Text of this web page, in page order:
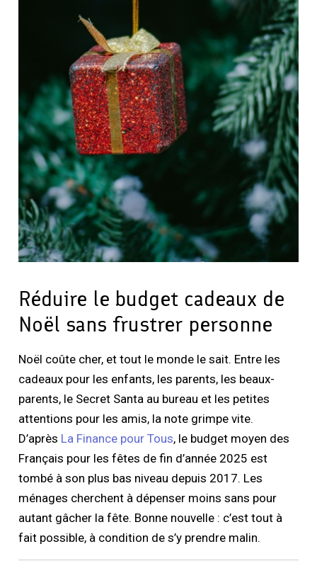
Réduire le budget cadeaux de
Noël sans frustrer personne
Noël coûte cher, et tout le monde le sait. Entre les
cadeaux pour les enfants, les parents, les beaux-
parents, le Secret Santa au bureau et les petites
attentions pour les amis, la note grimpe vite.
D’après La Finance pour Tous, le budget moyen des
Français pour les fêtes de fin d’année 2025 est
tombé à son plus bas niveau depuis 2017. Les
ménages cherchent à dépenser moins sans pour
autant gâcher la fête. Bonne nouvelle : c’est tout à
fait possible, à condition de s’y prendre malin.